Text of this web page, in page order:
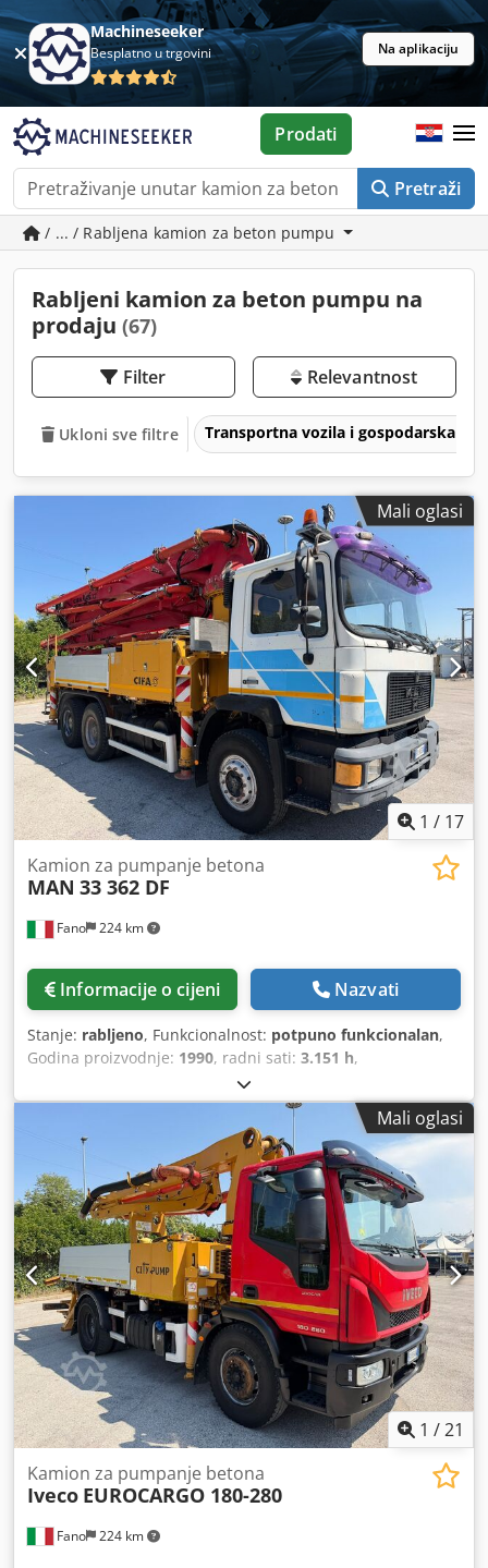
Machineseeker
Besplatno u trgovini Na aplikaciju
Pretraži
Prodati
/ ... / Rabljena kamion za beton pumpu
Rabljeni kamion za beton pumpu na
prodaju (67)
Filter Relevantnost
Ukloni sve filtre Transportna vozila i gospodarska
Mali oglasi
1 / 17
Fano 224 km
Kamion za pumpanje betona
MAN 33 362 DF
Informacije o cijeni Nazvati
Stanje: rabljeno, Funkcionalnost: potpuno funkcionalan,
Godina proizvodnje: 1990, radni sati: 3.151 h,
Mali oglasi
1 /21
Fano 224 km
Kamion za pumpanje betona
Iveco EUROCARGO 180-280